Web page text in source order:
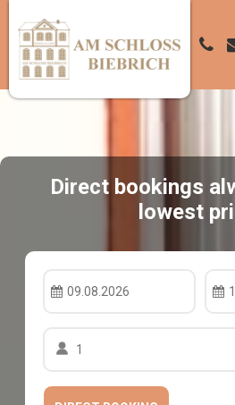
Direct bookings
lowest
09.08.2026
1